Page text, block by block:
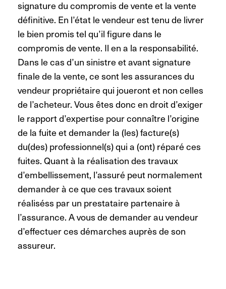
signature du compromis de vente et la vente
définitive. En l’état le vendeur est tenu de livrer
le bien promis tel qu’il figure dans le
compromis de vente. Il en a la responsabilité.
Dans le cas d’un sinistre et avant signature
finale de la vente, ce sont les assurances du
vendeur propriétaire qui joueront et non celles
de l’acheteur. Vous êtes donc en droit d’exiger
le rapport d’expertise pour connaître l’origine
de la fuite et demander la (les) facture(s)
du(des) professionnel(s) qui a (ont) réparé ces
fuites. Quant à la réalisation des travaux
d’embellissement, l’assuré peut normalement
demander à ce que ces travaux soient
réaliséss par un prestataire partenaire à
l’assurance. A vous de demander au vendeur
d’effectuer ces démarches auprès de son
assureur.